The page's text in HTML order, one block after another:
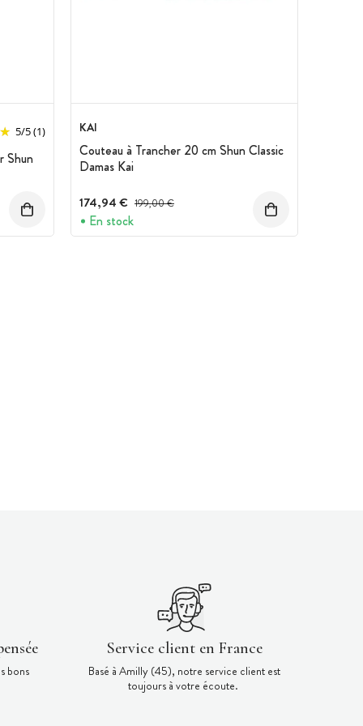
5/5(1)
Shun
KAI
Couteau à Trancher 20 cm Shun Classic
Damas Kai
174,94 € Prix avant réduction :
199,00 €
En stock
bons
Service client en France
Basé à Amilly (45), notre service client est
toujours à votre écoute.